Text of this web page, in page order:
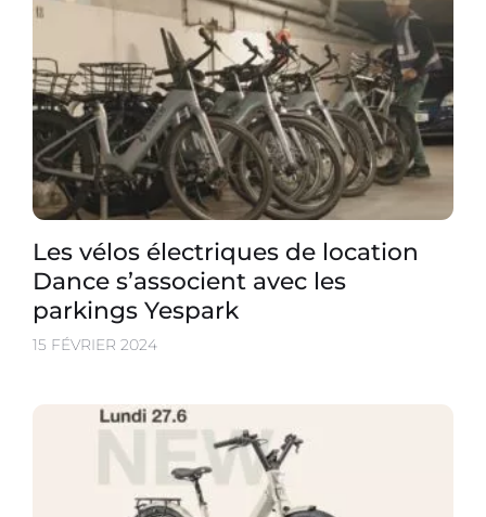
Les vélos électriques de location
Dance s’associent avec les
parkings Yespark
15 FÉVRIER 2024